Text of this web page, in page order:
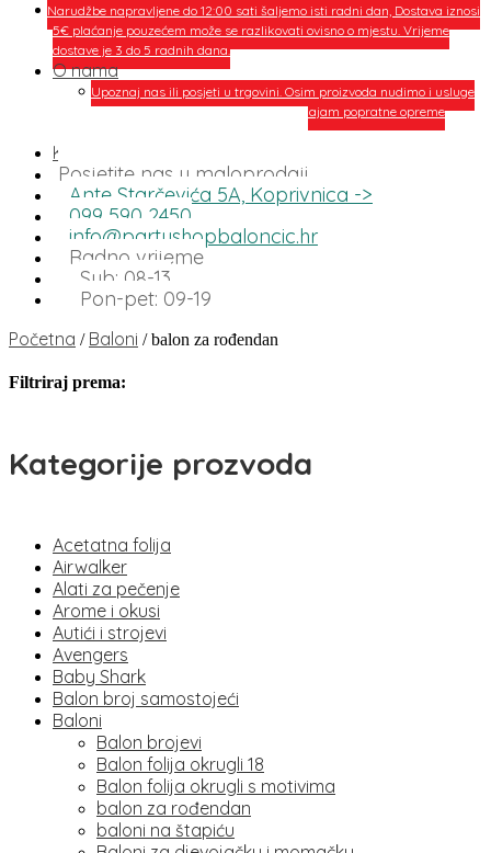
Narudžbe napravljene do 12:00 sati šaljemo isti radni dan, Dostava iznosi
5€ plaćanje pouzećem može se razlikovati ovisno o mjestu. Vrijeme
dostave je 3 do 5 radnih dana.
O nama
Upoznaj nas ili posjeti u trgovini. Osim proizvoda nudimo i usluge
dekoriranja interijera i eksterija te najam popratne opreme
Kontakt
Posjetite nas u maloprodaji
Ante Starčevića 5A, Koprivnica ->
099 590 2450
info@partyshopbaloncic.hr
Radno vrijeme
Sub: 08-13
Pon-pet: 09-19
Početna / Baloni / balon za rođendan
Filtriraj prema:
Kategorije prozvoda
Acetatna folija
Airwalker
Alati za pečenje
Arome i okusi
Autići i strojevi
Avengers
Baby Shark
Balon broj samostojeći
Baloni
Balon brojevi
Balon folija okrugli 18
Balon folija okrugli s motivima
balon za rođendan
baloni na štapiću